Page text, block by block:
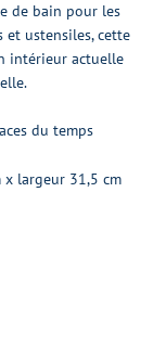
de bain pour les
et ustensiles, cette
intérieur actuelle
du temps
largeur 31,5 cm